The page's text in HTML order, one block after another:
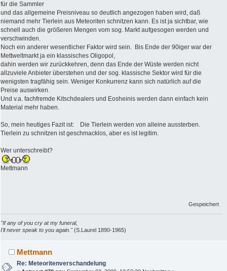
für die Sammler
und das allgemeine Preisniveau so deutlich angezogen haben wird, daß
niemand mehr Tierlein aus Meteoriten schnitzen kann. Es ist ja sichtbar, wie
schnell auch die größeren Mengen vom sog. Markt aufgesogen werden und
verschwinden.
Noch ein anderer wesentlicher Faktor wird sein. Bis Ende der 90iger war der
Mettweltmarkt ja ein klassisches Oligopol,
dahin werden wir zurückkehren, denn das Ende der Wüste werden nicht
allzuviele Anbieter überstehen und der sog. klassische Sektor wird für die
wenigsten tragfähig sein. Weniger Konkurrenz kann sich natürlich auf die
Preise auswirken.
Und v.a. fachfremde Kitschdealers und Eosheinis werden dann einfach kein
Material mehr haben.
So, mein heutiges Fazit ist: Die Tierlein werden von alleine aussterben.
Tierlein zu schnitzen ist geschmacklos, aber es ist legitim.
Wer unterschreibt?
Mettmann
Gespeichert
"If any of you cry at my funeral,
I'll never speak to you again."(S.Laurel 1890-1965)
Mettmann
Re: Meteoritenverschandelung